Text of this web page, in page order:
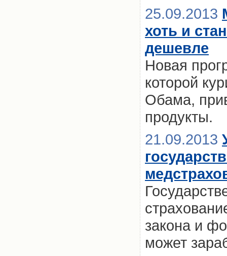
25.09.2013
хоть и
дешевле
Новая
которой
Обама,
продукты.
21.09.2013
закона и
может